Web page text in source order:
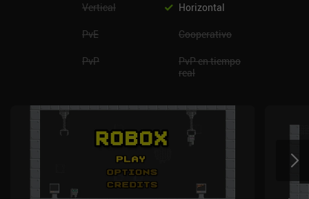
Vertical Horizontal
PvE Cooperativo
PvP
PvP en tiempo
real